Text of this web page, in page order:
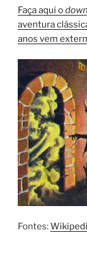
Faça aqui o
aventura
anos vem
Fontes: